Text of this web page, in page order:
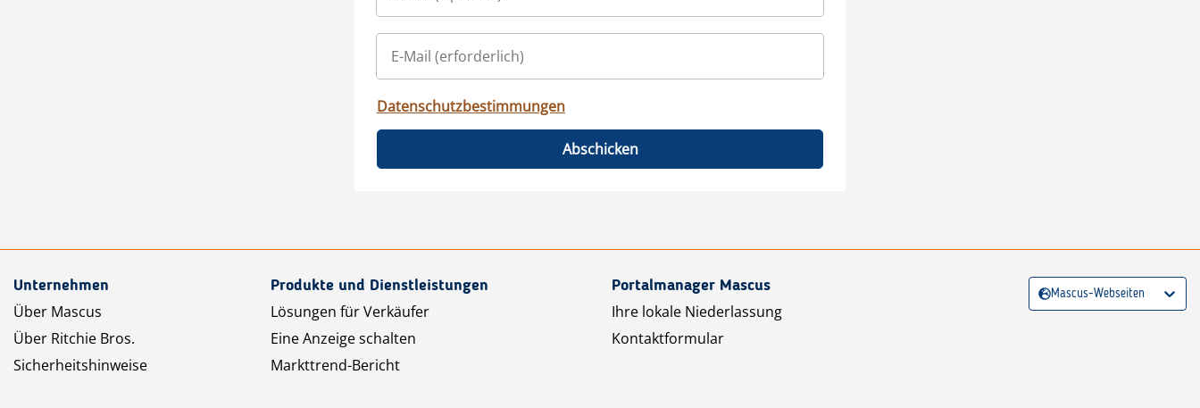
Datenschutzbestimmungen
Abschicken
Unternehmen
Über Mascus
Über Ritchie Bros.
Sicherheitshinweise
Produkte und Dienstleistungen
Lösungen für Verkäufer
Eine Anzeige schalten
Markttrend-Bericht
Portalmanager Mascus
Ihre lokale Niederlassung
Kontaktformular
Mascus-Webseiten